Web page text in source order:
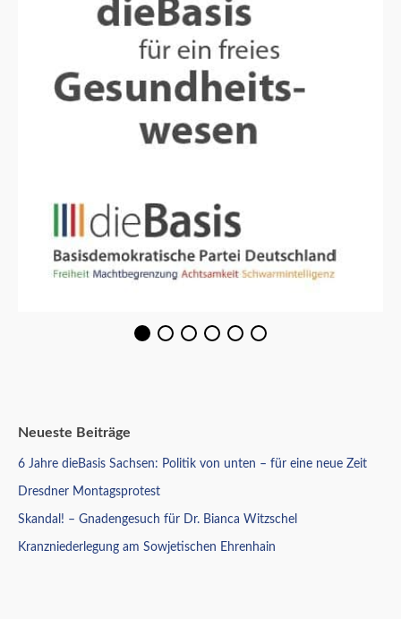
Neueste Beiträge
6 Jahre dieBasis Sachsen: Politik von unten – für eine neue Zeit
Dresdner Montagsprotest
Skandal! – Gnadengesuch für Dr. Bianca Witzschel
Kranzniederlegung am Sowjetischen Ehrenhain